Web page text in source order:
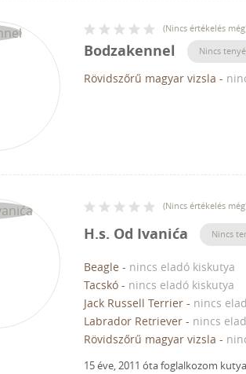
(Nincs értékelés még
Bodzakennel Nincs
Rövidszőrű magyar vizsla -
(Nincs értékelés még
H.s. Od Ivanića Nincs
Beagle - nincs eladó kiskutya
Tacskó - nincs eladó kiskutya
Jack Russell Terrier - nincs
Labrador Retriever - nincs
Rövidszőrű magyar vizsla -
15 éve, 2011 óta foglalkozom